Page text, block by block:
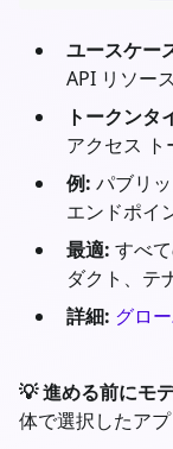
ユースケー
API リソー
トークンタ
アクセス ト
例: パブリ
エンドポイ
最適: すべ
ダクト、テ
詳細: グロ
💡 進める前にモ
体で選択したアプ